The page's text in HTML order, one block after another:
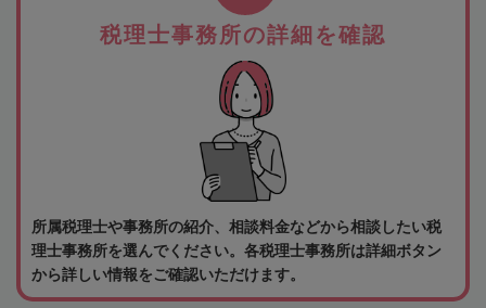
税理士事務所の詳細を確認
所属税理士や事務所の紹介、相談料金などから相談したい税
理士事務所を選んでください。各税理士事務所は詳細ボタン
から詳しい情報をご確認いただけます。